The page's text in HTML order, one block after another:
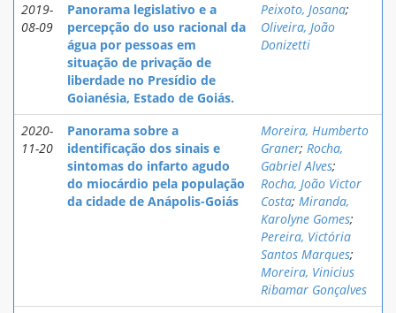
2019-
08-09
Panorama legislativo e a
percepção do uso racional da
água por pessoas em
situação de privação de
liberdade no Presídio de
Goianésia, Estado de Goiás.
Peixoto, Josana;
Oliveira, João
Donizetti
2020-
11-20
Panorama sobre a
identificação dos sinais e
sintomas do infarto agudo
do miocárdio pela população
da cidade de Anápolis-Goiás
Moreira, Humberto
Graner; Rocha,
Gabriel Alves;
Rocha, João Victor
Costa; Miranda,
Karolyne Gomes;
Pereira, Victória
Santos Marques;
Moreira, Vinicius
Ribamar Gonçalves